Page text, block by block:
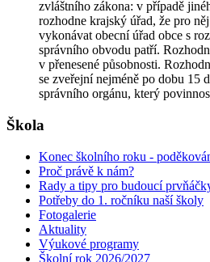
zvláštního zákona: v případě
rozhodne krajský úřad, že pro
vykonávat obecní úřad obce s
správního obvodu patří.
v přenesené působnosti.
se zveřejní nejméně po dobu 15
správního orgánu, který
Škola
Konec školního roku -
Proč právě k nám?
Rady a tipy pro budoucí
Potřeby do 1. ročníku naší školy
Fotogalerie
Aktuality
Výukové programy
Školní rok 2026/2027